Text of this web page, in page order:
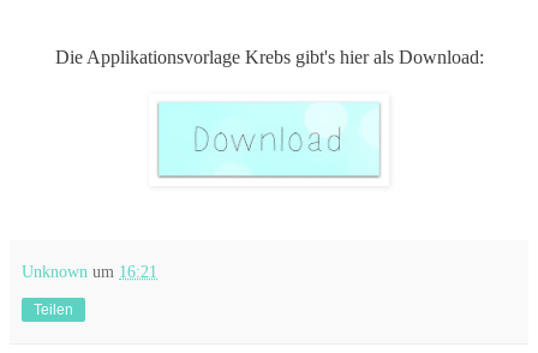
Die Applikationsvorlage Krebs gibt's hier als Download:
Unknown um 16:21
Teilen